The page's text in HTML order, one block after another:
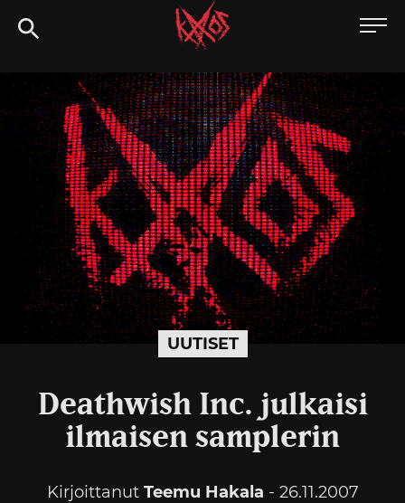
Siirry
suoraan
Kaaoszine
UUTISET
Deathwish Inc. julkaisi
ilmaisen samplerin
Kirjoittanut Teemu Hakala - 26.11.2007